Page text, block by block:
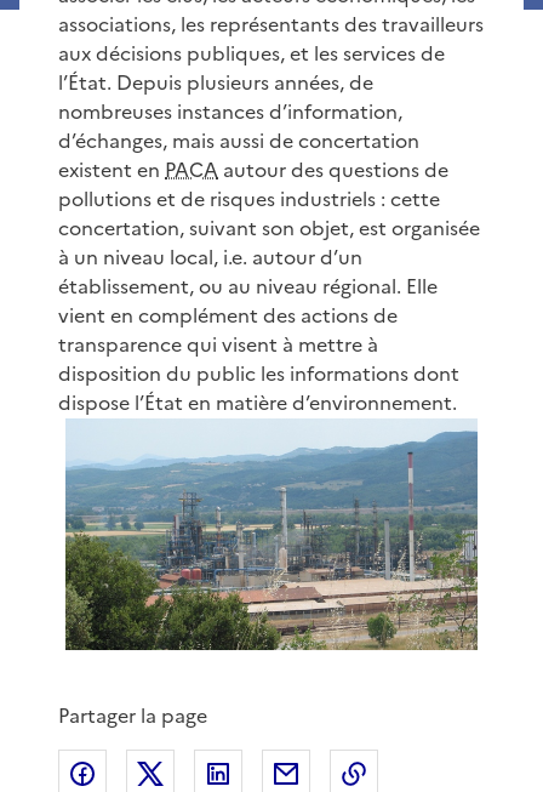
associations, les représentants des travailleurs
aux décisions publiques, et les services de
l’État. Depuis plusieurs années, de
nombreuses instances d’information,
d’échanges, mais aussi de concertation
existent en PACA autour des questions de
pollutions et de risques industriels : cette
concertation, suivant son objet, est organisée
à un niveau local, i.e. autour d’un
établissement, ou au niveau régional. Elle
vient en complément des actions de
transparence qui visent à mettre à
disposition du public les informations dont
dispose l’État en matière d’environnement.
Partager la page
Partager sur Facebook
Partager sur XPartager sur LinkedIn
Partager par email